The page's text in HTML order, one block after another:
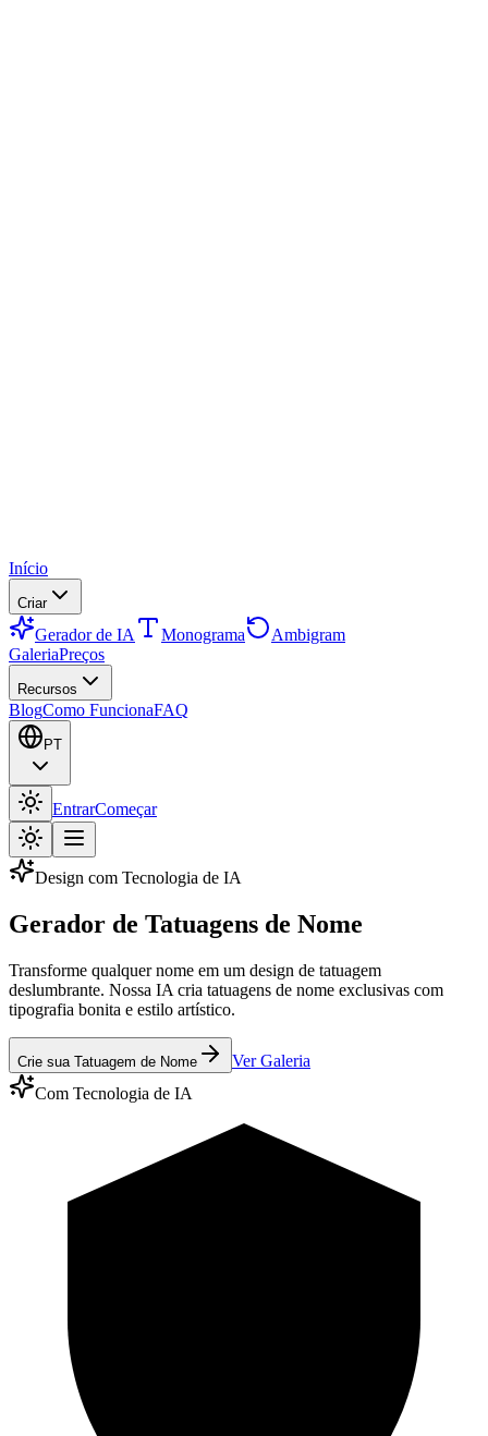
Início
Criar
Gerador de IA Monograma
Ambigram
GaleriaPreços
Recursos
BlogComo FuncionaFAQ
PT
EntrarComeçar
Design com Tecnologia de IA
Gerador de Tatuagens de Nome
Transforme qualquer nome em um design de tatuagem
deslumbrante. Nossa IA cria tatuagens de nome exclusivas com
tipografia bonita e estilo artístico.
Crie sua Tatuagem de Nome
Ver Galeria
Com Tecnologia de IA